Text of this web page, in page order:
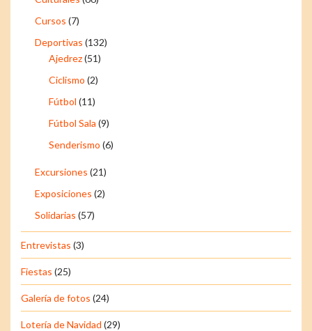
Cursos (7)
Deportivas (132)
Ajedrez(51)
Ciclismo (2)
Fútbol (11)
Fútbol Sala (9)
Senderismo (6)
Excursiones (21)
Exposiciones (2)
Solidarias (57)
Entrevistas (3)
Fiestas (25)
Galería de fotos (24)
Lotería de Navidad (29)